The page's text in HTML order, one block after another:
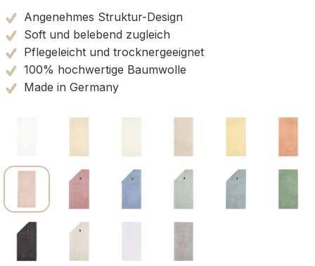
Angenehmes Struktur-Design
Soft und belebend zugleich
Pflegeleicht und trocknergeeignet
100% hochwertige Baumwolle
Made in Germany